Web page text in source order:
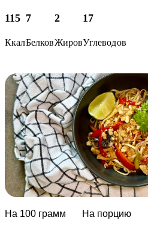
115
Ккал
7
Белков
2
Жиров
17
Углеводов
На 100 грамм На порцию